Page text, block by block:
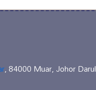
, 84000 Muar, Johor Darul